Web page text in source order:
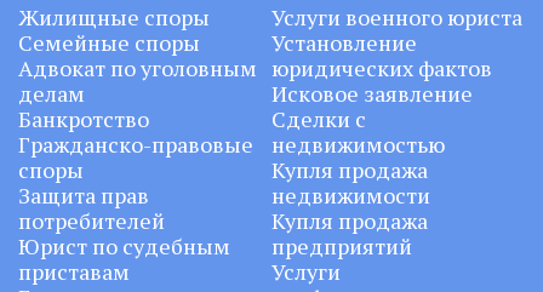
Жилищные споры
Семейные споры
Адвокат по уголовным
делам
Банкротство
Гражданско-правовые
споры
Защита прав
потребителей
Юрист по судебным
приставам
Услуги военного юриста
Установление
юридических фактов
Исковое заявление
Сделки с
недвижимостью
Купля продажа
недвижимости
Купля продажа
предприятий
Услуги